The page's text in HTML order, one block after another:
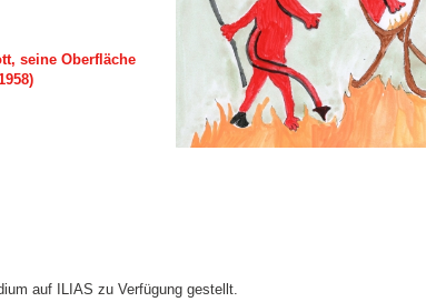
seine Oberfläche
auf ILIAS zu Verfügung gestellt.